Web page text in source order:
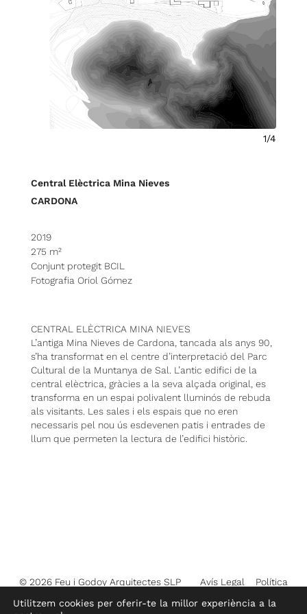
1/4
Central Elèctrica Mina Nieves
CARDONA
2019
275 m²
Conjunt protegit BCIL
Fotografia Oriol Gómez
CENTRAL ELÈCTRICA MINA NIEVES
L’antiga Mina Nieves de Cardona, tancada als anys 90,
s’ha transformat en el centre d’interpretació del Parc
Cultural de la Muntanya de Sal. L’antic edifici de la
central elèctrica, gràcies a la seva alçada original, es
transforma en un espai polivalent lluminós de rebuda
als visitants. Les sales i els espais que no eren
necessaris pel nou ús esdevenen patis i entrades de
llum que permeten la lectura de l’edifici històric.
© 2026 Feu i Godoy Arquitectes SLP Avís Legal
Política
de privacitat
Política de cookies
Utilitzem cookies per oferir-te la millor experiència a la